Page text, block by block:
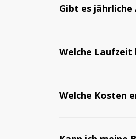
Gibt es
Welche
Welche Kosten